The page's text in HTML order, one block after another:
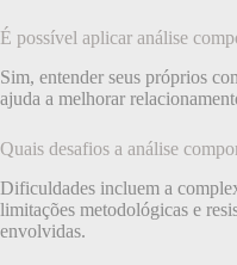
É possível aplicar análise
Sim, entender seus próprios
ajuda a melhorar
Quais desafios a análise
Dificuldades incluem a
limitações metodológicas e
envolvidas.